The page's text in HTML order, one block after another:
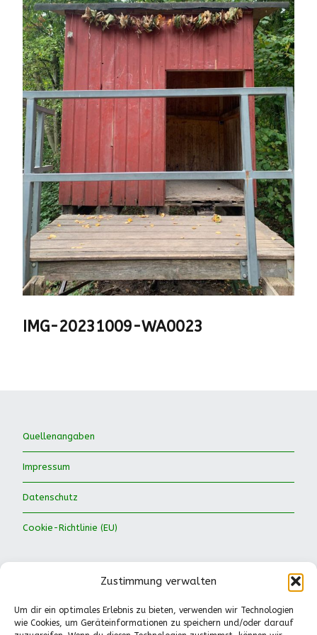
Zustimmung verwalten
Um dir ein optimales Erlebnis zu bieten, verwenden wir Technologien
wie Cookies, um Geräteinformationen zu speichern und/oder darauf
IMG-20231009-WA0023
Quellenangaben
Impressum
Datenschutz
Cookie-Richtlinie (EU)